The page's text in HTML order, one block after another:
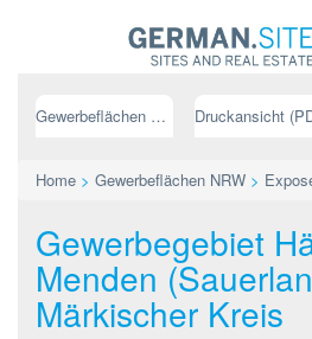
Gewerbeflächen NRW
Home > Gewerbeflächen NRW >
Gewerbegebiet
Menden
Märkischer Kreis